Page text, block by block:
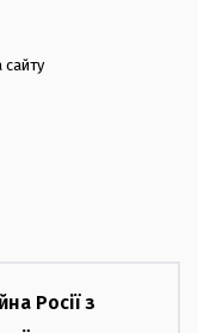
сайту
Росії з